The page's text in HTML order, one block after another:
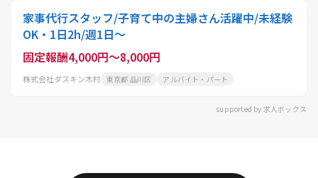
家事代行スタッフ/子育て中の主婦さん活躍中/未経験
OK・1日2h/週1日〜
固定報酬4,000円～8,000円
株式会社ダスキン木村 東京都 品川区 アルバイト・パート
supported by 求人ボックス